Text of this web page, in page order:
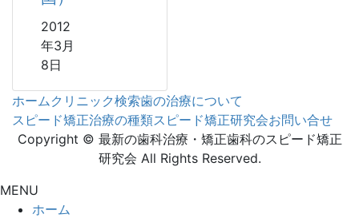
2012
年3月
8日
ホーム クリニック検索歯の治療について
スピード矯正治療の種類スピード矯正研究会お問い合せ
Copyright © 最新の歯科治療・矯正歯科のスピード矯正
研究会 All Rights Reserved.
MENU
ホーム